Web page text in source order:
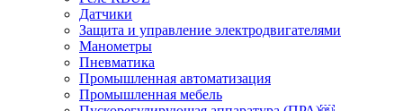
Датчики
Защита и управление электродвигателями
Манометры
Пневматика
Промышленная автоматизация
Промышленная мебель